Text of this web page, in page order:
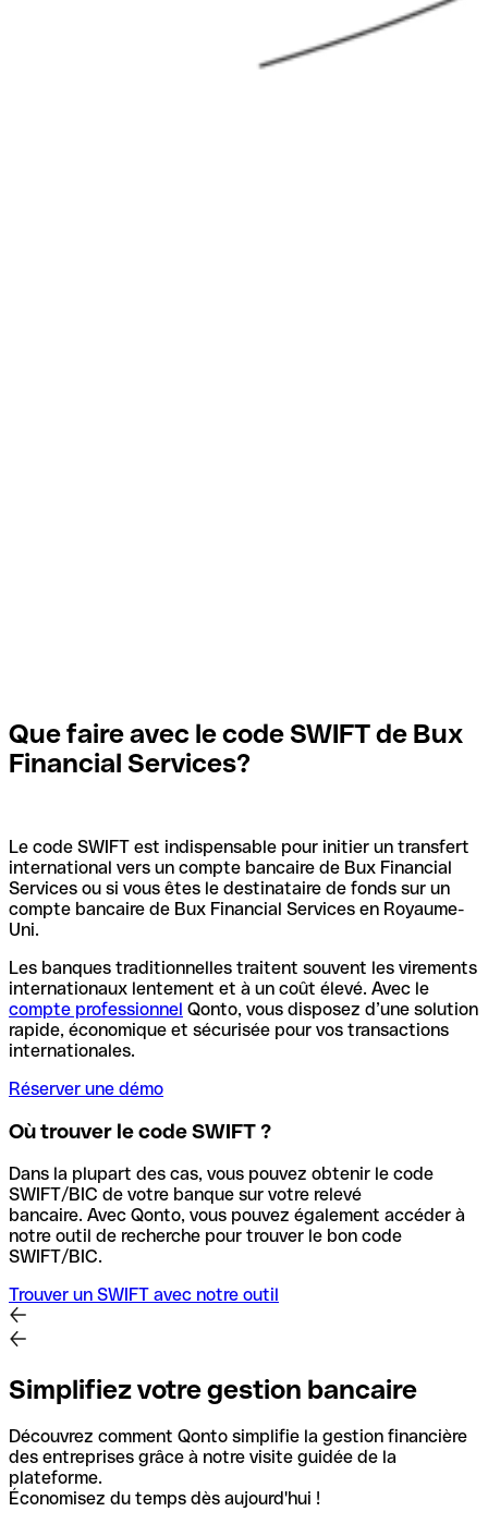
Que faire avec le code SWIFT de Bux
Financial Services?
Le code SWIFT est indispensable pour initier un transfert
international vers un compte bancaire de Bux Financial
Services ou si vous êtes le destinataire de fonds sur un
compte bancaire de Bux Financial Services en Royaume-
Uni.
Les banques traditionnelles traitent souvent les virements
internationaux lentement et à un coût élevé. Avec le
compte professionnel Qonto, vous disposez d’une solution
rapide, économique et sécurisée pour vos transactions
internationales.
Réserver une démo
Où trouver le code SWIFT ?
Dans la plupart des cas, vous pouvez obtenir le code
SWIFT/BIC de votre banque sur votre relevé
bancaire. Avec Qonto, vous pouvez également accéder à
notre outil de recherche pour trouver le bon code
SWIFT/BIC.
Trouver un SWIFT avec notre outil
Simplifiez votre gestion bancaire
Découvrez comment Qonto simplifie la gestion financière
des entreprises grâce à notre visite guidée de la
plateforme.
Économisez du temps dès aujourd'hui !